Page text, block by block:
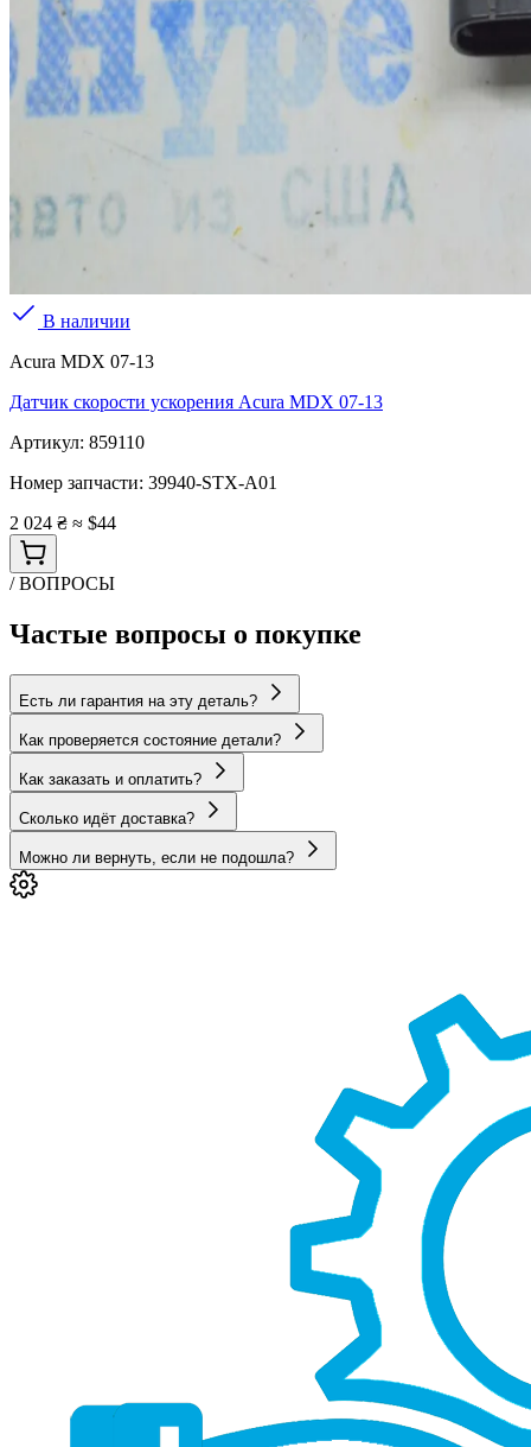
В наличии
Acura MDX 07-13
Датчик скорости ускорения Acura MDX 07-13
Артикул: 859110
Номер запчасти: 39940-STX-A01
2 024 ₴ ≈ $44
/ ВОПРОСЫ
Частые вопросы о покупке
Есть ли гарантия на эту деталь?
Как проверяется состояние детали?
Как заказать и оплатить?
Сколько идёт доставка?
Можно ли вернуть, если не подошла?